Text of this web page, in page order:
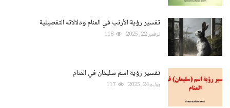
تفسير رؤية الأرنب في المنام ودلالاته التفصيلية
نوفمبر 22, 2025 118
تفسير رؤية اسم سليمان في المنام
يوليو 24, 2025 117